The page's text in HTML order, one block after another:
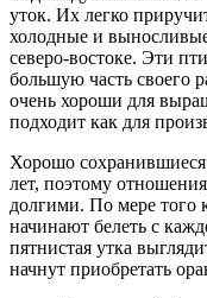
уток. Их легко
холодные и
северо-востоке. Эти
большую часть своего
очень хороши для
подходит как для
Хорошо
лет, поэтому
долгими. По мере того
начинают белеть с
пятнистая утка
начнут приобретать